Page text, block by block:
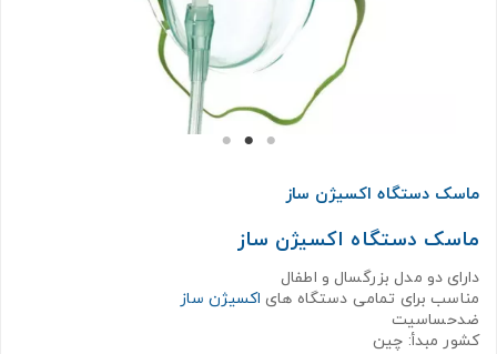
ماسک دستگاه اکسیژن ساز
ماسک دستگاه اکسیژن ساز
دارای دو مدل بزرگسال و اطفال
مناسب برای تمامی دستگاه های اکسیژن ساز
ضدحساسیت
کشور مبدأ: چین